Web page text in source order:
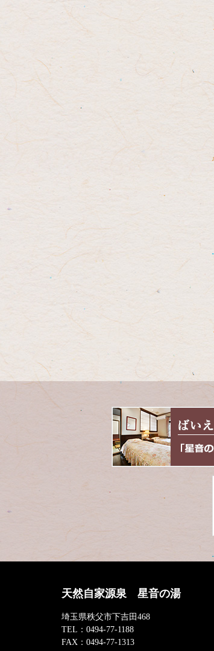
コ
ツ
ペ
先
天然自家源泉 星音の湯
埼玉県秩父市下吉田468
TEL： 0494-77-1188
FAX： 0494-77-1313